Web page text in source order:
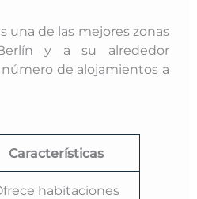
una de las mejores zonas
y a su alrededor
de alojamientos a
Características
habitaciones